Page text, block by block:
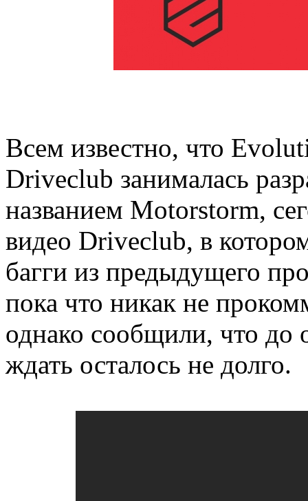
Всем известно, что
Driveclub занималась
названием Motorstorm,
видео Driveclub, в
багги из предыдущего
пока что никак не
однако сообщили, что
ждать осталось не долго.